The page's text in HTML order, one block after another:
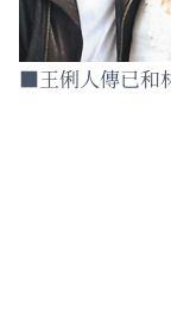
■王俐人傳已和